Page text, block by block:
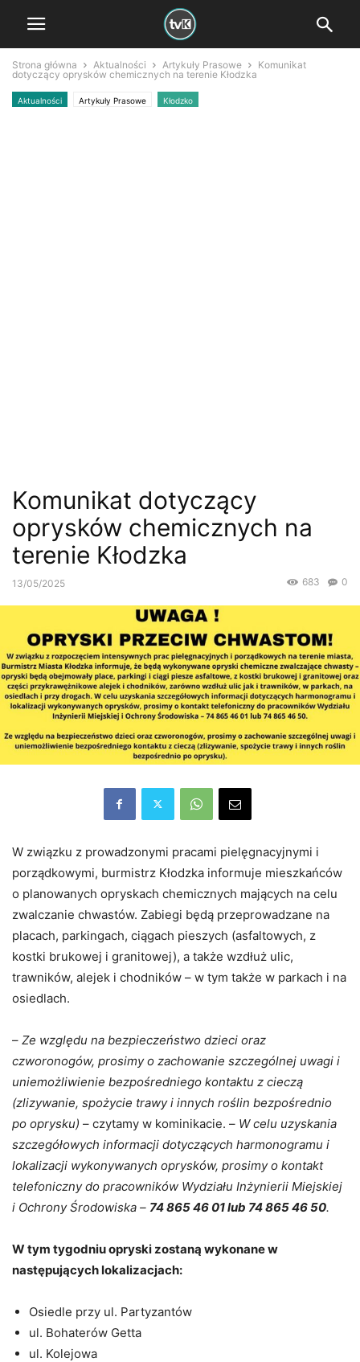
Strona główna Aktualności Artykuły Prasowe
Komunikat
dotyczący oprysków chemicznych na terenie Kłodzka
Aktualności Artykuły Prasowe Kłodzko
Komunikat dotyczący
oprysków chemicznych na
terenie Kłodzka
13/05/2025 0
683
W związku z prowadzonymi pracami pielęgnacyjnymi i
porządkowymi, burmistrz Kłodzka informuje mieszkańców
o planowanych opryskach chemicznych mających na celu
zwalczanie chwastów. Zabiegi będą przeprowadzane na
placach, parkingach, ciągach pieszych (asfaltowych, z
kostki brukowej i granitowej), a także wzdłuż ulic,
trawników, alejek i chodników – w tym także w parkach i na
osiedlach.
– Ze względu na bezpieczeństwo dzieci oraz
czworonogów, prosimy o zachowanie szczególnej uwagi i
uniemożliwienie bezpośredniego kontaktu z cieczą
(zlizywanie, spożycie trawy i innych roślin bezpośrednio
po oprysku) – czytamy w kominikacie. – W celu uzyskania
szczegółowych informacji dotyczących harmonogramu i
lokalizacji wykonywanych oprysków, prosimy o kontakt
telefoniczny do pracowników Wydziału Inżynierii Miejskiej
i Ochrony Środowiska – 74 865 46 01 lub 74 865 46 50.
W tym tygodniu opryski zostaną wykonane w
następujących lokalizacjach:
Osiedle przy ul. Partyzantów
ul. Bohaterów Getta
ul. Kolejowa